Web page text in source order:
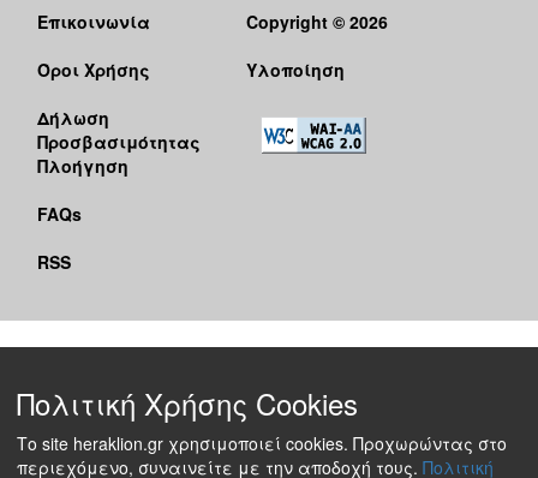
Επικοινωνία
Όροι Χρήσης
Δήλωση
Προσβασιμότητας
Πλοήγηση
FAQs
RSS
Copyright © 2026
Υλοποίηση
Πολιτική Χρήσης Cookies
Το site heraklion.gr χρησιμοποιεί cookies. Προχωρώντας στο
περιεχόμενο, συναινείτε με την αποδοχή τους. Πολιτική